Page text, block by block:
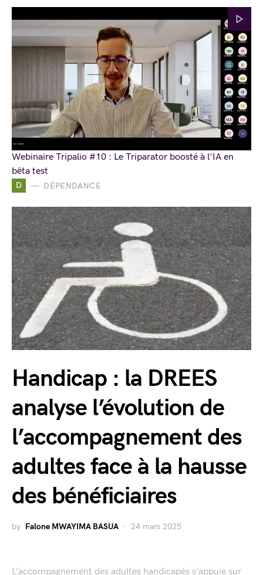
D DÉPENDANCE
Handicap : la DREES
analyse l’évolution de
l’accompagnement des
adultes face à la hausse
des bénéficiaires
by Falone MWAYIMA BASUA 24 mars 2025
L’accompagnement des adultes handicapés s’appuie sur
Webinaire Tripalio #10 : Le Triparator boosté à l'IA en
bêta test